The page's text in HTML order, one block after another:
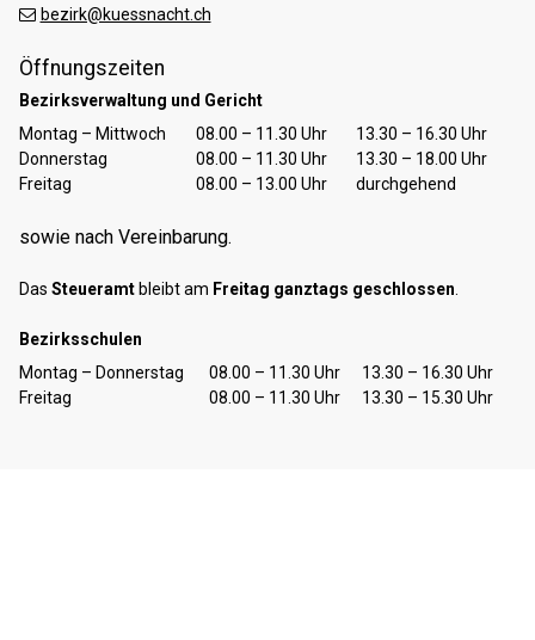
bezirk@kuessnacht.ch
Öffnungszeiten
Bezirksverwaltung und Gericht
TagÖffnungszeiten Vormittag Öffnungszeiten Nachmittag
Montag – Mittwoch 08.00 – 11.30 Uhr
13.30 – 16.30 Uhr
Donnerstag
08.00 – 11.30 Uhr
13.30 – 18.00 Uhr
Freitag
08.00 – 13.00 Uhr durchgehend
sowie nach Vereinbarung.
Das Steueramt bleibt am Freitag ganztags geschlossen
Bezirksschulen
TagÖffnungszeiten Vormittag Öffnungszeiten Nachmittag
Montag – Donnerstag 08.00 – 11.30 Uhr
13.30 – 16.30 Uhr
Freitag
08.00 – 11.30 Uhr 13.30 – 15.30 Uhr